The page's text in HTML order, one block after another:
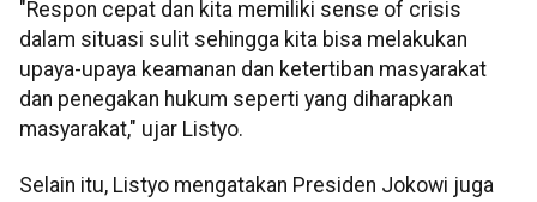
"Respon cepat dan kita memiliki sense of crisis
dalam situasi sulit sehingga kita bisa melakukan
upaya-upaya keamanan dan ketertiban masyarakat
dan penegakan hukum seperti yang diharapkan
masyarakat," ujar Listyo.
Selain itu, Listyo mengatakan Presiden Jokowi juga